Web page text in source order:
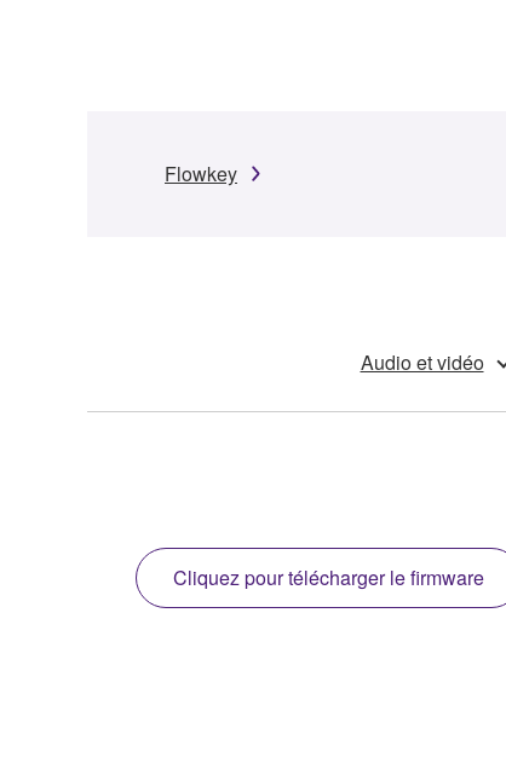
Flowkey
Audio et vidéo
Cliquez pour télécharger le firmware